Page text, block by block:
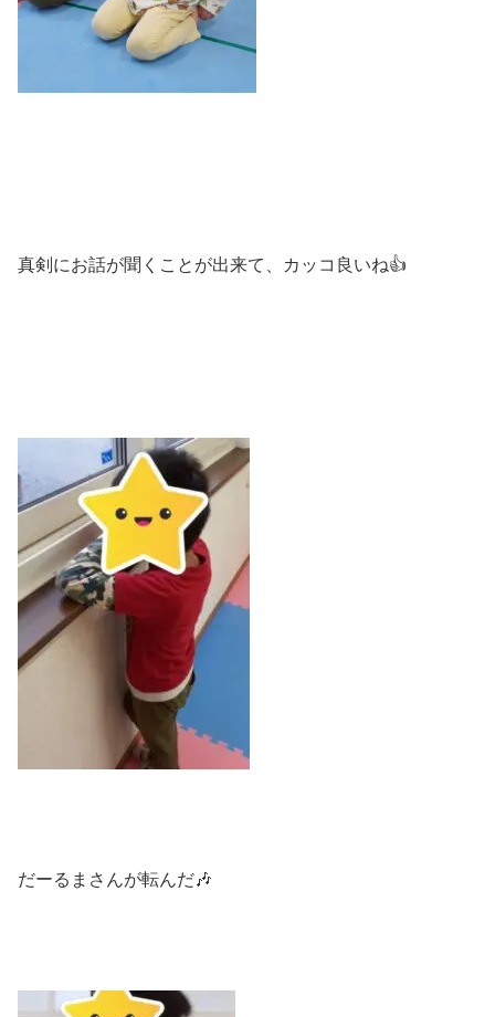
真剣にお話が聞くことが出来て、カッコ良いね👍
だーるまさんが転んだ🎶